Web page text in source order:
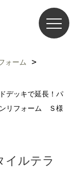
ォーム
デッキで延長！パ
リフォーム Ｓ様
ルテラ